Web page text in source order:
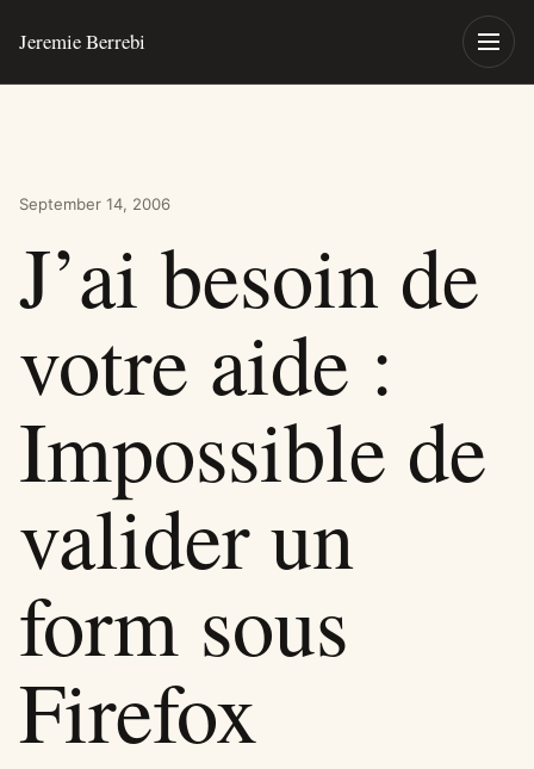
Jeremie Berrebi
September 14, 2006
J’ai besoin de
votre aide :
Impossible de
valider un
form sous
Firefox